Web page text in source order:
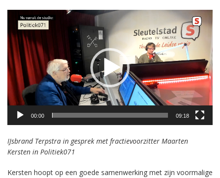
Videospeler
00:00 09:18
IJsbrand Terpstra in gesprek met fractievoorzitter Maarten
Kersten in Politiek071
Kersten hoopt op een goede samenwerking met zijn voormalige